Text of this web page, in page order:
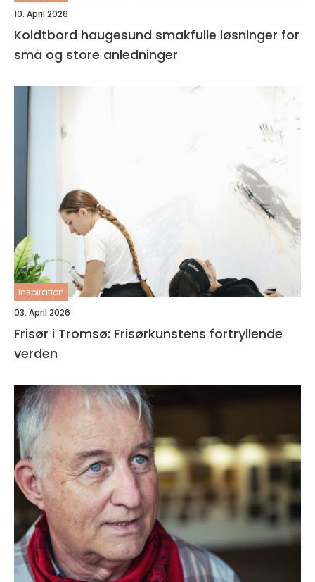
10. April 2026
Koldtbord haugesund smakfulle løsninger for
små og store anledninger
inspiration
03. April 2026
Frisør i Tromsø: Frisørkunstens fortryllende
verden